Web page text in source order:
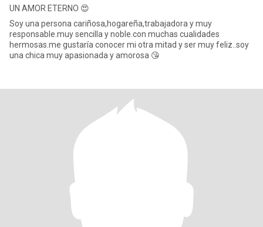
UN AMOR ETERNO 😍
Soy una persona cariñosa,hogareña,trabajadora y muy
responsable.muy sencilla y noble.con muchas cualidades
hermosas.me gustaría conocer mi otra mitad y ser muy feliz..soy
una chica muy apasionada y amorosa 😘